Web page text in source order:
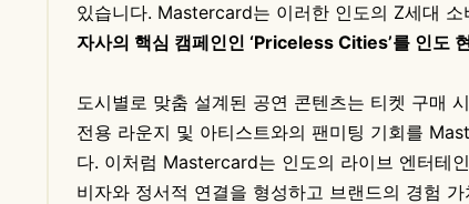
있습니다. Mastercard는 이러한 인도의 Z세대
자사의 핵심 캠페인인 ‘Priceless Cities’를 인도
도시별로 맞춤 설계된 공연 콘텐츠는 티켓 구매
전용 라운지 및 아티스트와의 팬미팅 기회를
다. 이처럼 Mastercard는 인도의 라이브 엔터테
비자와 정서적 연결을 형성하고 브랜드의 경험